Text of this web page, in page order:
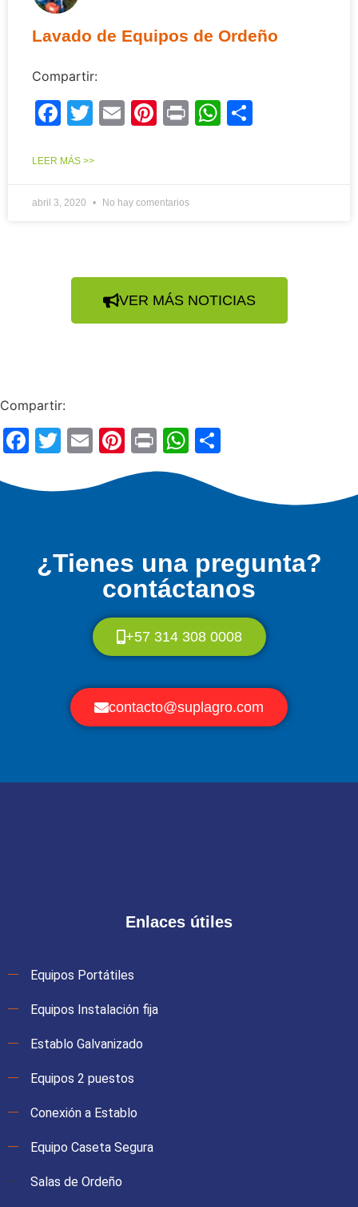
Lavado de Equipos de Ordeño
Compartir:
Facebook
Twitter
EmailPinterest
PrintWhatsApp
LEER MÁS >>
abril 3, 2020 No hay comentarios
VER MÁS NOTICIAS
Compartir:
Facebook
Twitter
EmailPinterest
PrintWhatsApp
¿Tienes una pregunta?
contáctanos
+57 314 308 0008
contacto@suplagro.com
Enlaces útiles
Equipos Portátiles
Equipos Instalación fija
Establo Galvanizado
Equipos 2 puestos
Conexión a Establo
Equipo Caseta Segura
Salas de Ordeño